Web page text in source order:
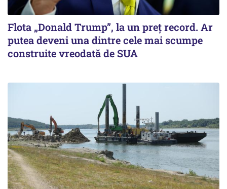
Flota „Donald Trump”, la un preț record. Ar
putea deveni una dintre cele mai scumpe
construite vreodată de SUA